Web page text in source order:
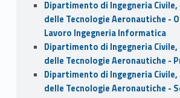
Dipartimento di Ingegneria
delle Tecnologie Aeronautiche -
Lavoro Ingegneria Informatica
Dipartimento di Ingegneria
delle Tecnologie Aeronautiche -
Dipartimento di Ingegneria
delle Tecnologie Aeronautiche -